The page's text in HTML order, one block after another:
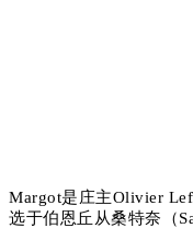
Margot是庄主Olivier
选于伯恩丘从桑特奈（